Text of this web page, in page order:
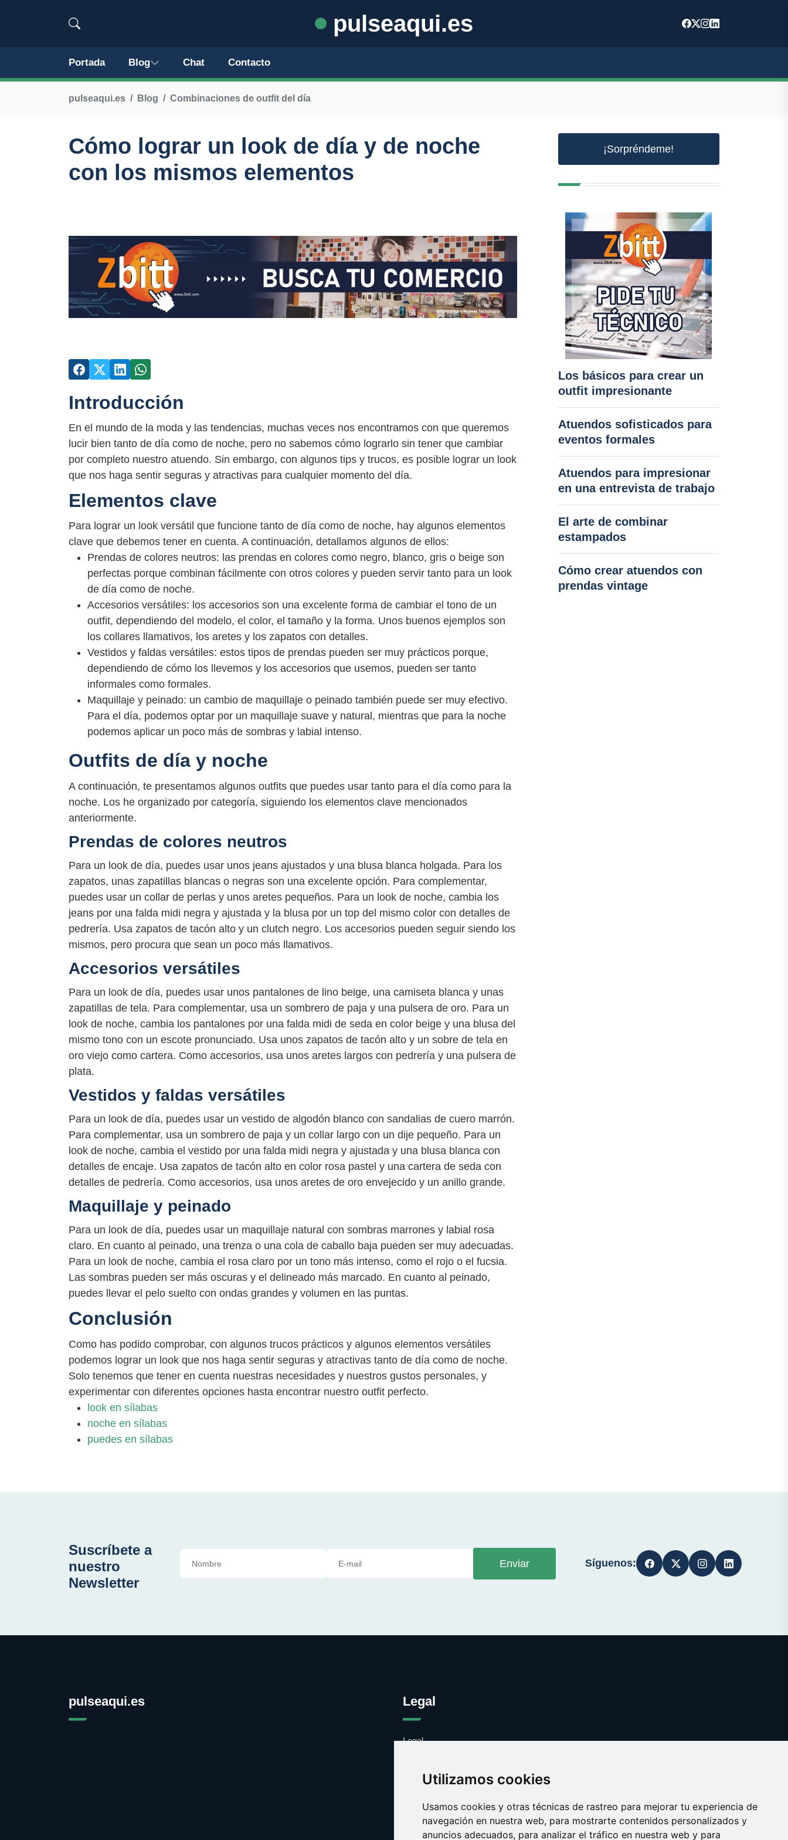
Utilizamos cookies
Usamos cookies y otras técnicas de rastreo para mejorar tu experiencia de
navegación en nuestra web, para mostrarte contenidos personalizados y
anuncios adecuados, para analizar el tráfico en nuestra web y para
pulseaqui.es
Portada Blog Chat Contacto
pulseaqui.es Blog Combinaciones de outfit del día
Cómo lograr un look de día y de noche
con los mismos elementos
Introducción
En el mundo de la moda y las tendencias, muchas veces nos encontramos con que queremos
lucir bien tanto de día como de noche, pero no sabemos cómo lograrlo sin tener que cambiar
por completo nuestro atuendo. Sin embargo, con algunos tips y trucos, es posible lograr un look
que nos haga sentir seguras y atractivas para cualquier momento del día.
Elementos clave
Para lograr un look versátil que funcione tanto de día como de noche, hay algunos elementos
clave que debemos tener en cuenta. A continuación, detallamos algunos de ellos:
Prendas de colores neutros: las prendas en colores como negro, blanco, gris o beige son
perfectas porque combinan fácilmente con otros colores y pueden servir tanto para un look
de día como de noche.
Accesorios versátiles: los accesorios son una excelente forma de cambiar el tono de un
outfit, dependiendo del modelo, el color, el tamaño y la forma. Unos buenos ejemplos son
los collares llamativos, los aretes y los zapatos con detalles.
Vestidos y faldas versátiles: estos tipos de prendas pueden ser muy prácticos porque,
dependiendo de cómo los llevemos y los accesorios que usemos, pueden ser tanto
informales como formales.
Maquillaje y peinado: un cambio de maquillaje o peinado también puede ser muy efectivo.
Para el día, podemos optar por un maquillaje suave y natural, mientras que para la noche
podemos aplicar un poco más de sombras y labial intenso.
Outfits de día y noche
A continuación, te presentamos algunos outfits que puedes usar tanto para el día como para la
noche. Los he organizado por categoría, siguiendo los elementos clave mencionados
anteriormente.
Prendas de colores neutros
Para un look de día, puedes usar unos jeans ajustados y una blusa blanca holgada. Para los
zapatos, unas zapatillas blancas o negras son una excelente opción. Para complementar,
puedes usar un collar de perlas y unos aretes pequeños. Para un look de noche, cambia los
jeans por una falda midi negra y ajustada y la blusa por un top del mismo color con detalles de
pedrería. Usa zapatos de tacón alto y un clutch negro. Los accesorios pueden seguir siendo los
mismos, pero procura que sean un poco más llamativos.
Accesorios versátiles
Para un look de día, puedes usar unos pantalones de lino beige, una camiseta blanca y unas
zapatillas de tela. Para complementar, usa un sombrero de paja y una pulsera de oro. Para un
look de noche, cambia los pantalones por una falda midi de seda en color beige y una blusa del
mismo tono con un escote pronunciado. Usa unos zapatos de tacón alto y un sobre de tela en
oro viejo como cartera. Como accesorios, usa unos aretes largos con pedrería y una pulsera de
plata.
Vestidos y faldas versátiles
Para un look de día, puedes usar un vestido de algodón blanco con sandalias de cuero marrón.
Para complementar, usa un sombrero de paja y un collar largo con un dije pequeño. Para un
look de noche, cambia el vestido por una falda midi negra y ajustada y una blusa blanca con
detalles de encaje. Usa zapatos de tacón alto en color rosa pastel y una cartera de seda con
detalles de pedrería. Como accesorios, usa unos aretes de oro envejecido y un anillo grande.
Maquillaje y peinado
Para un look de día, puedes usar un maquillaje natural con sombras marrones y labial rosa
claro. En cuanto al peinado, una trenza o una cola de caballo baja pueden ser muy adecuadas.
Para un look de noche, cambia el rosa claro por un tono más intenso, como el rojo o el fucsia.
Las sombras pueden ser más oscuras y el delineado más marcado. En cuanto al peinado,
puedes llevar el pelo suelto con ondas grandes y volumen en las puntas.
Conclusión
Como has podido comprobar, con algunos trucos prácticos y algunos elementos versátiles
podemos lograr un look que nos haga sentir seguras y atractivas tanto de día como de noche.
Solo tenemos que tener en cuenta nuestras necesidades y nuestros gustos personales, y
experimentar con diferentes opciones hasta encontrar nuestro outfit perfecto.
look en sílabas
noche en sílabas
puedes en sílabas
¡Sorpréndeme!
Los básicos para crear un
outfit impresionante
Atuendos sofisticados para
eventos formales
Atuendos para impresionar
en una entrevista de trabajo
El arte de combinar
estampados
Cómo crear atuendos con
prendas vintage
Suscríbete a
nuestro
Newsletter
Enviar Síguenos:
pulseaqui.es Legal
Legal
Contacto